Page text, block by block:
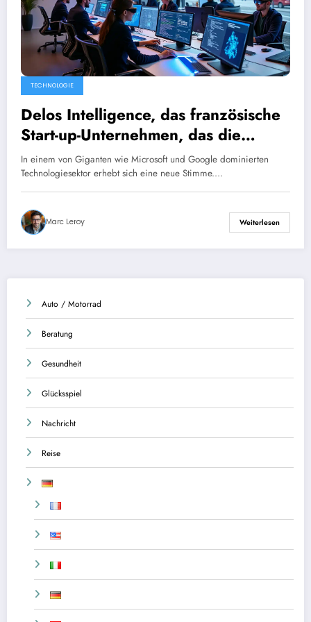
TECHNOLOGIE
Delos Intelligence, das französische
Start-up-Unternehmen, das die
Giganten Microsoft und Google im
Bereich der Office-Suiten
herausfordert
In einem von Giganten wie Microsoft und Google dominierten
Technologiesektor erhebt sich eine neue Stimme.…
Marc Leroy Weiterlesen
Auto / Motorrad
Beratung
Gesundheit
Glücksspiel
Nachricht
Reise